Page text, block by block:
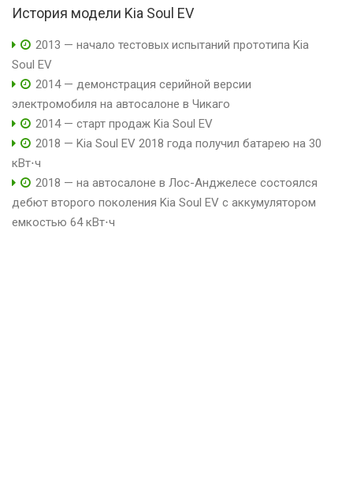
История модели Kia Soul EV
2013 — начало тестовых испытаний прототипа Kia
Soul EV
2014 — демонстрация серийной версии
электромобиля на автосалоне в Чикаго
2014 — старт продаж Kia Soul EV
2018 — Kia Soul EV 2018 года получил батарею на 30
кВт⋅ч
2018 — на автосалоне в Лос-Анджелесе состоялся
дебют второго поколения Kia Soul EV с аккумулятором
емкостью 64 кВт⋅ч